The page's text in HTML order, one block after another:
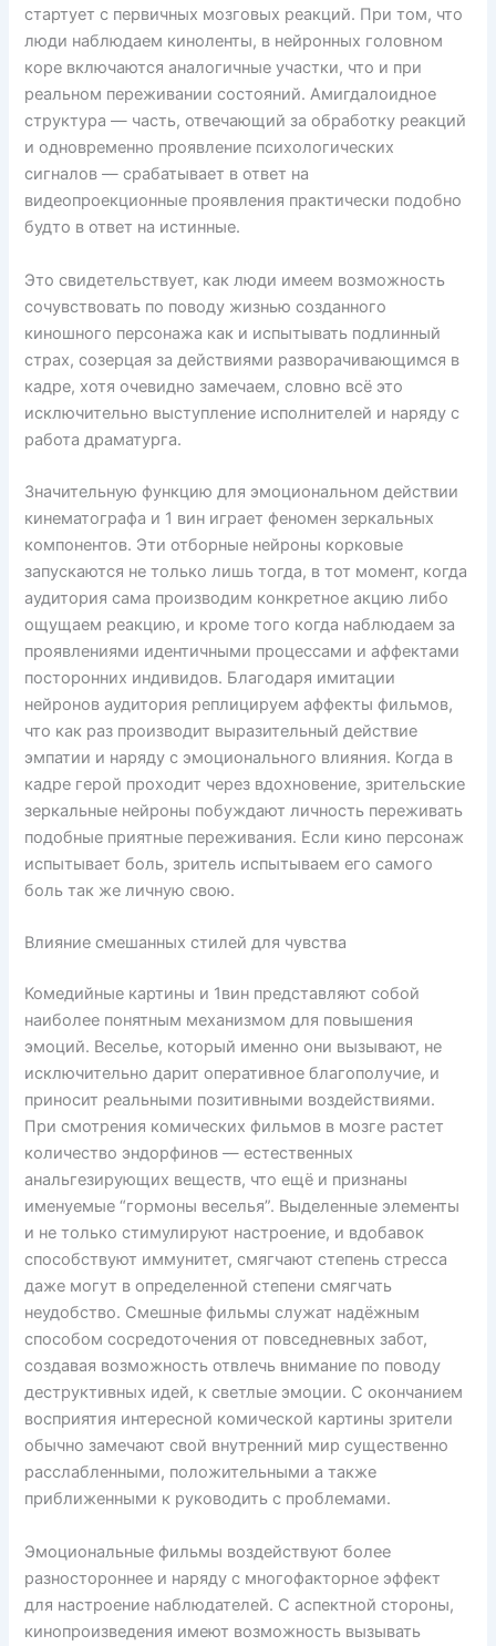
стартует с первичных мозговых реакций. При том, что
люди наблюдаем киноленты, в нейронных головном
коре включаются аналогичные участки, что и при
реальном переживании состояний. Амигдалоидное
структура — часть, отвечающий за обработку реакций
и одновременно проявление психологических
сигналов — срабатывает в ответ на
видеопроекционные проявления практически подобно
будто в ответ на истинные.
Это свидетельствует, как люди имеем возможность
сочувствовать по поводу жизнью созданного
киношного персонажа как и испытывать подлинный
страх, созерцая за действиями разворачивающимся в
кадре, хотя очевидно замечаем, словно всё это
исключительно выступление исполнителей и наряду с
работа драматурга.
Значительную функцию для эмоциональном действии
кинематографа и 1 вин играет феномен зеркальных
компонентов. Эти отборные нейроны корковые
запускаются не только лишь тогда, в тот момент, когда
аудитория сама производим конкретное акцию либо
ощущаем реакцию, и кроме того когда наблюдаем за
проявлениями идентичными процессами и аффектами
посторонних индивидов. Благодаря имитации
нейронов аудитория реплицируем аффекты фильмов,
что как раз производит выразительный действие
эмпатии и наряду с эмоционального влияния. Когда в
кадре герой проходит через вдохновение, зрительские
зеркальные нейроны побуждают личность переживать
подобные приятные переживания. Если кино персонаж
испытывает боль, зритель испытываем его самого
боль так же личную свою.
Влияние смешанных стилей для чувства
Комедийные картины и 1вин представляют собой
наиболее понятным механизмом для повышения
эмоций. Веселье, который именно они вызывают, не
исключительно дарит оперативное благополучие, и
приносит реальными позитивными воздействиями.
При смотрения комических фильмов в мозге растет
количество эндорфинов — естественных
анальгезирующих веществ, что ещё и признаны
именуемые “гормоны веселья”. Выделенные элементы
и не только стимулируют настроение, и вдобавок
способствуют иммунитет, смягчают степень стресса
даже могут в определенной степени смягчать
неудобство. Смешные фильмы служат надёжным
способом сосредоточения от повседневных забот,
создавая возможность отвлечь внимание по поводу
деструктивных идей, к светлые эмоции. С окончанием
восприятия интересной комической картины зрители
обычно замечают свой внутренний мир существенно
расслабленными, положительными а также
приближенными к руководить с проблемами.
Эмоциональные фильмы воздействуют более
разностороннее и наряду с многофакторное эффект
для настроение наблюдателей. С аспектной стороны,
кинопроизведения имеют возможность вызывать